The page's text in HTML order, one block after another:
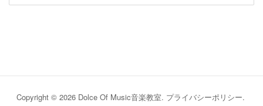
Copyright © 2026 Dolce Of Music音楽教室. プライバシーポリシー.